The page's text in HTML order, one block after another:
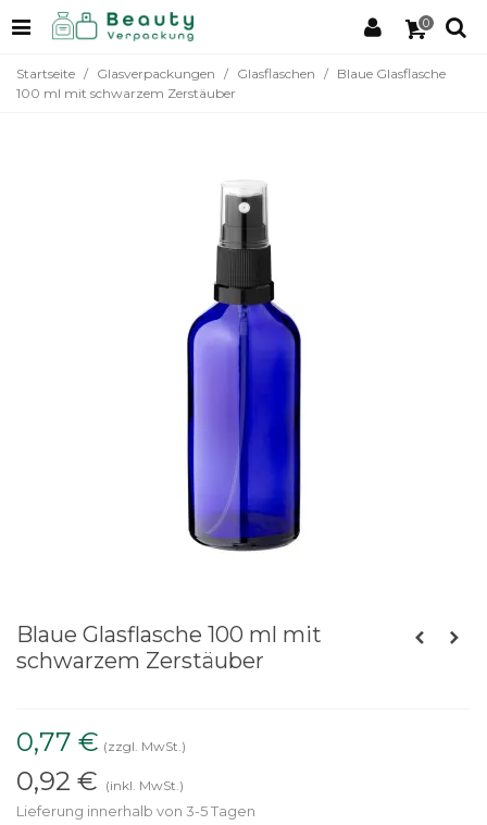
0
Startseite / Glasverpackungen / Glasflaschen / Blaue Glasflasche
100 ml mit schwarzem Zerstäuber
Blaue Glasflasche 100 ml mit
schwarzem Zerstäuber
0,77 € (zzgl. MwSt.)
0,92 € (inkl. MwSt.)
Lieferung innerhalb von 3-5 Tagen